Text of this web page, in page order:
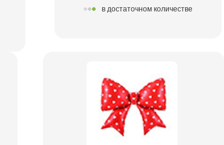
в достаточном количестве